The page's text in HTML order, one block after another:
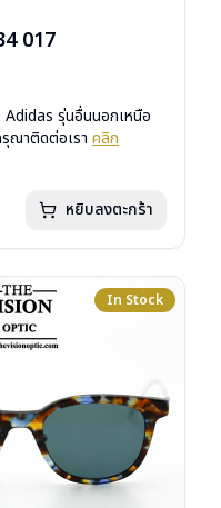
017
ว่น
Adidas รุ่นอื่นนอกเหนือ
รุณาติดต่อเรา คลิก
หยิบลงตะกร้า
In Stock